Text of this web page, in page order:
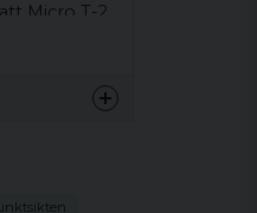
Micro T-2
Micro T-2-
är
skjuta med
för
i alla